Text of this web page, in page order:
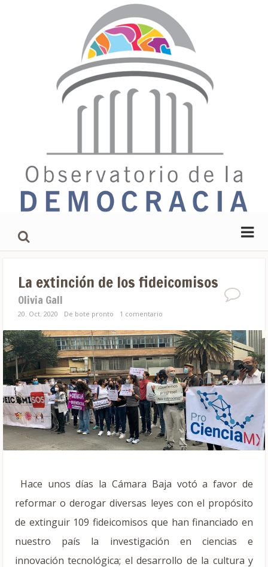
La extinción de los fideicomisos
Olivia Gall
20. Oct. 2020 De bote pronto 1 comentario
Hace unos días la Cámara Baja votó a favor de
reformar o derogar diversas leyes con el propósito
de extinguir 109 fideicomisos que han financiado en
nuestro país la investigación en ciencias e
innovación tecnológica; el desarrollo de la cultura y